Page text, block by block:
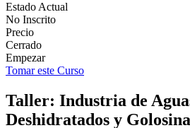
Estado Actual
No Inscrito
Precio
Cerrado
Empezar
Tomar este Curso
Taller: Industria de
Deshidratados y